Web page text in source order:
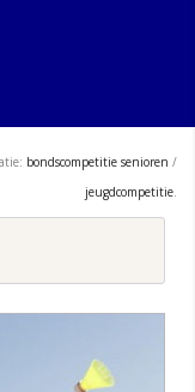
bondscompetitie senioren /
jeugdcompetitie.